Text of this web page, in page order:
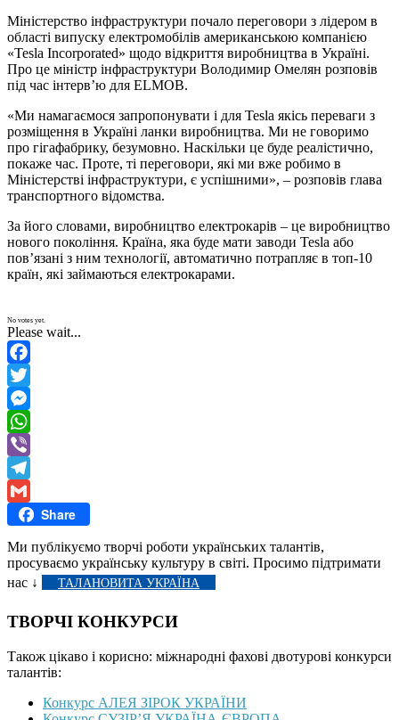
Міністерство інфраструктури почало переговори з лідером в
області випуску електромобілів американською компанією
«Tesla Incorporated» щодо відкриття виробництва в Україні.
Про це міністр інфраструктури Володимир Омелян розповів
під час інтерв’ю для ELMOB.
«Ми намагаємося запропонувати і для Tesla якісь переваги з
розміщення в Україні ланки виробництва. Ми не говоримо
про гігафабрику, безумовно. Наскільки це буде реалістично,
покаже час. Проте, ті переговори, які ми вже робимо в
Міністерстві інфраструктури, є успішними», – розповів глава
транспортного відомства.
За його словами, виробництво електрокарів – це виробництво
нового покоління. Країна, яка буде мати заводи Tesla або
пов’язані з ним технології, автоматично потрапляє в топ-10
країн, які займаються електрокарами.
No votes yet.
Please wait...
Facebook
Twitter
Messenger
WhatsApp
Viber
Telegram
GmailShare
Ми публікуємо творчі роботи українських талантів,
просуваємо українську культуру в світі. Просимо підтримати
нас ↓
ТАЛАНОВИТА УКРАЇНА
ТВОРЧІ КОНКУРСИ
Також цікаво і корисно: міжнародні фахові двотурові конкурси
талантів:
Конкурс АЛЕЯ ЗІРОК УКРАЇНИ